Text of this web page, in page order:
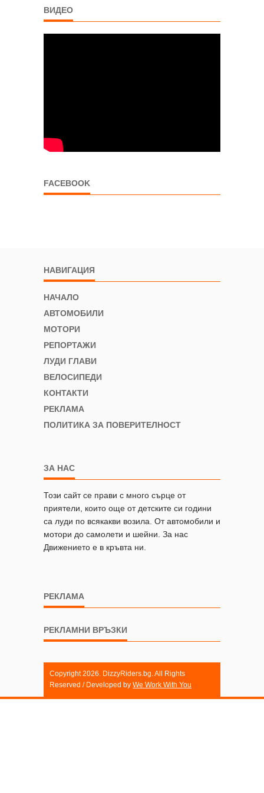
ВИДЕО
FACEBOOK
НАВИГАЦИЯ
НАЧАЛО
АВТОМОБИЛИ
МОТОРИ
РЕПОРТАЖИ
ЛУДИ ГЛАВИ
ВЕЛОСИПЕДИ
КОНТАКТИ
РЕКЛАМА
ПОЛИТИКА ЗА ПОВЕРИТЕЛНОСТ
ЗА НАС
Този сайт се прави с много сърце от
приятели, които още от детските си години
са луди по всякакви возила. От автомобили и
мотори до самолети и шейни. За нас
Движението е в кръвта ни.
РЕКЛАМА
РЕКЛАМНИ ВРЪЗКИ
Copyright 2026. DizzyRiders.bg. All Rights
Reserved / Developed by We Work With You